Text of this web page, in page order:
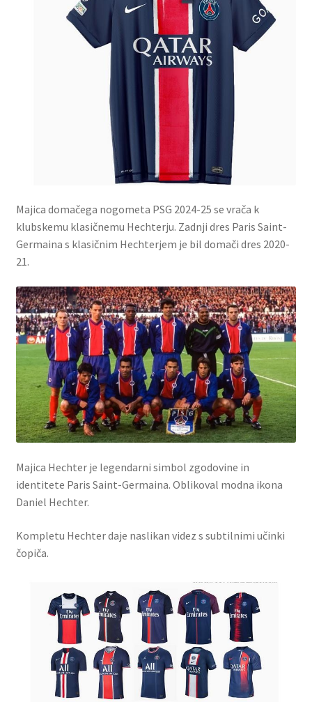
Majica domačega nogometa PSG 2024-25 se vrača k
klubskemu klasičnemu Hechterju. Zadnji dres Paris Saint-
Germaina s klasičnim Hechterjem je bil domači dres 2020-
21.
Majica Hechter je legendarni simbol zgodovine in
identitete Paris Saint-Germaina. Oblikoval modna ikona
Daniel Hechter.
Kompletu Hechter daje naslikan videz s subtilnimi učinki
čopiča.